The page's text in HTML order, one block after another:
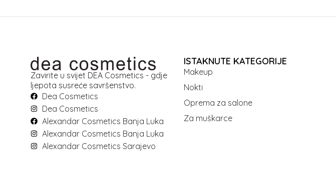
Zavirite u svijet DEA Cosmetics - gdje
ljepota susreće savršenstvo.
Dea Cosmetics
Dea Cosmetics
Alexandar Cosmetics Banja Luka
Alexandar Cosmetics Banja Luka
Alexandar Cosmetics Sarajevo
ISTAKNUTE KATEGORIJE
Makeup
Nokti
Oprema za salone
Za muškarce